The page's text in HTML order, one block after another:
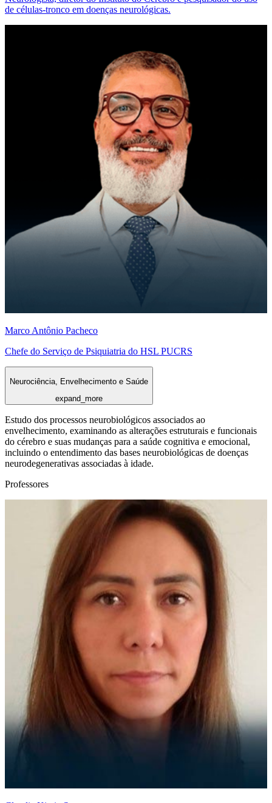
de células-tronco em doenças neurológicas.
Marco Antônio Pacheco
Chefe do Serviço de Psiquiatria do HSL PUCRS
Neurociência, Envelhecimento e Saúde
expand_more
Estudo dos processos neurobiológicos associados ao
envelhecimento, examinando as alterações estruturais e funcionais
do cérebro e suas mudanças para a saúde cognitiva e emocional,
incluindo o entendimento das bases neurobiológicas de doenças
neurodegenerativas associadas à idade.
Professores